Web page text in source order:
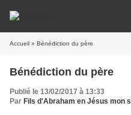
Accueil » Bénédiction du père
Bénédiction du père
Publié le 13/02/2017 à 13:33
Par Fils d'Abraham en Jésus mon